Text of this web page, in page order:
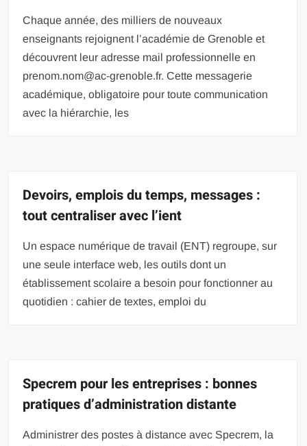
Chaque année, des milliers de nouveaux
enseignants rejoignent l’académie de Grenoble et
découvrent leur adresse mail professionnelle en
prenom.nom@ac-grenoble.fr. Cette messagerie
académique, obligatoire pour toute communication
avec la hiérarchie, les
Devoirs, emplois du temps, messages :
tout centraliser avec l’ient
Un espace numérique de travail (ENT) regroupe, sur
une seule interface web, les outils dont un
établissement scolaire a besoin pour fonctionner au
quotidien : cahier de textes, emploi du
Specrem pour les entreprises : bonnes
pratiques d’administration distante
Administrer des postes à distance avec Specrem, la